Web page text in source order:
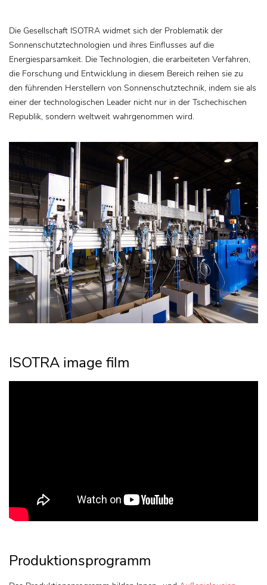
Die Gesellschaft ISOTRA widmet sich der Problematik der
Sonnenschutztechnologien und ihres Einflusses auf die
Energiesparsamkeit. Die Technologien, die erarbeiteten Verfahren,
die Forschung und Entwicklung in diesem Bereich reihen sie zu
den führenden Herstellern von Sonnenschutztechnik, indem sie als
einer der technologischen Leader nicht nur in der Tschechischen
Republik, sondern weltweit wahrgenommen wird.
ISOTRA image film
Produktionsprogramm